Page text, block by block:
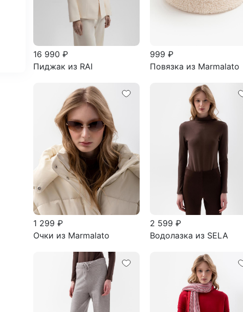
16 990 ₽
Пиджак из RAI
999 ₽
Повязка из Marmalato
1 299 ₽
Очки из Marmalato
2 599 ₽
Водолазка из SELA